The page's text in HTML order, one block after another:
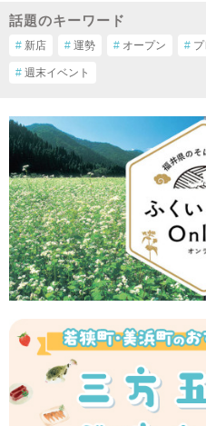
話題のキーワード
# 新店 # 運勢 # オープン #
# 週末イベント